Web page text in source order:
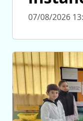
07/08/2026